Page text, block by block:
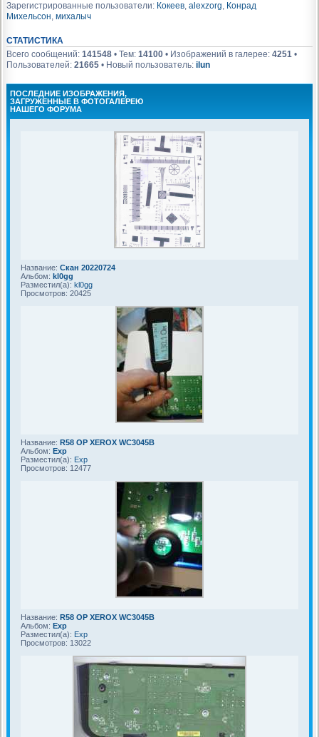
Зарегистрированные пользователи: Кокеев, alexzorg, Конрад
Михельсон, михалыч
СТАТИСТИКА
Всего сообщений: 141548• Тем: 14100• Изображений в галерее: 4251•
Пользователей: 21665• Новый пользователь: ilun
ПОСЛЕДНИЕ ИЗОБРАЖЕНИЯ,
ЗАГРУЖЕННЫЕ В ФОТОГАЛЕРЕЮ
НАШЕГО ФОРУМА
Название: Скан 20220724
Альбом: kl0gg
Разместил(а): kl0gg
Просмотров: 20425
Название: R58 OP XEROX WC3045B
Альбом: Exp
Разместил(а): Exp
Просмотров: 12477
Название: R58 OP XEROX WC3045B
Альбом: Exp
Разместил(а): Exp
Просмотров: 13022